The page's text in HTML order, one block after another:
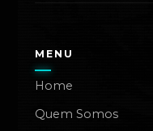
MENU
Home
Quem Somos